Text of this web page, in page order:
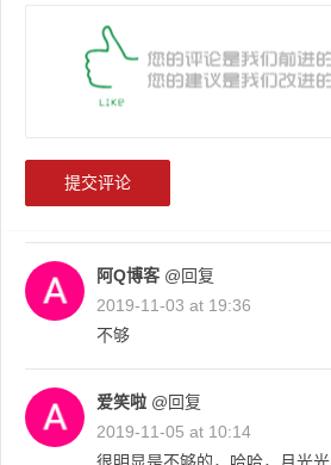
阿Q博客 @回复
2019-11-03 at 19:36
不够
爱笑啦 @回复
2019-11-05 at 10:14